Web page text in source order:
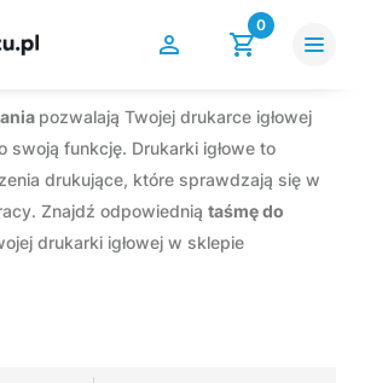
0
pozwalają Twojej drukarce igłowej
swoją funkcję. Drukarki igłowe to
drukujące, które sprawdzają się w
Znajdź odpowiednią taśmę do
drukarki igłowej w sklepie